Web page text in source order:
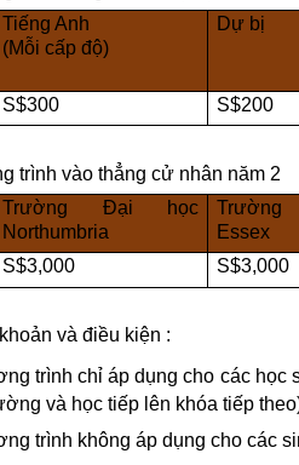
Tiếng Anh
(Mỗi cấp độ)
Dự bị
S$300 S$200
trình vào thẳng cử nhân năm 2
Trường Đại học
Northumbria
Essex
S$3,000 S$3,000
và điều kiện :
trình chỉ áp dụng cho các học
và học tiếp lên khóa tiếp
trình không áp dụng cho các